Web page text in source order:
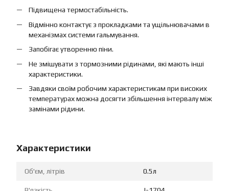
Підвищена термостабільність.
Відмінно контактує з прокладками та ущільнювачами в
механізмах системи гальмування.
Запобігає утворенню піни.
Не змішувати з тормозними рідинами, які мають інші
характеристики.
Завдяки своїм робочим характеристикам при високих
температурах можна досягти збільшення інтервалу між
замінами рідини.
Характеристики
Об'єм, літрів 0.5л